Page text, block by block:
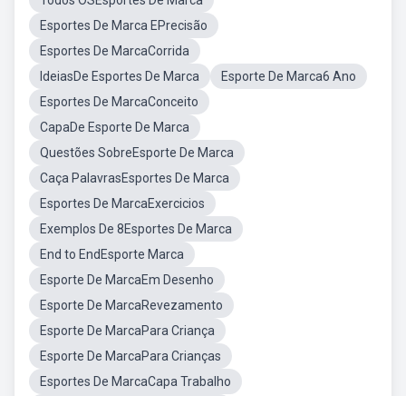
Esportes De Marca EPrecisão
Esportes De MarcaCorrida
IdeiasDe Esportes De Marca
Esporte De Marca6 Ano
Esportes De MarcaConceito
CapaDe Esporte De Marca
Questões SobreEsporte De Marca
Caça PalavrasEsportes De Marca
Esportes De MarcaExercicios
Exemplos De 8Esportes De Marca
End to EndEsporte Marca
Esporte De MarcaEm Desenho
Esporte De MarcaRevezamento
Esporte De MarcaPara Criança
Esporte De MarcaPara Crianças
Esportes De MarcaCapa Trabalho